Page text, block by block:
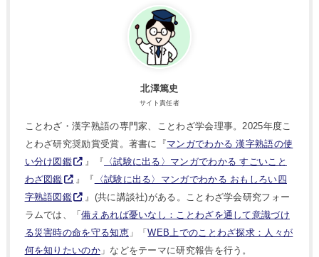
北澤篤史
サイト責任者
ことわざ・漢字熟語の専門家、ことわざ学会理事。2025年度こ
とわざ研究奨励賞受賞。著書に『マンガでわかる 漢字熟語の使
い分け図鑑
』『 〈試験に出る〉マンガでわかる すごいこと
わざ図鑑
』『
〈試験に出る〉マンガでわかる おもしろい四
字熟語図鑑
』(共に講談社)がある。ことわざ学会研究フォー
ラムでは、「備えあれば憂いなし：ことわざを通して意識づけ
る災害時の命を守る知恵」「WEB上でのことわざ探求：人々が
何を知りたいのか」などをテーマに研究報告を行う。